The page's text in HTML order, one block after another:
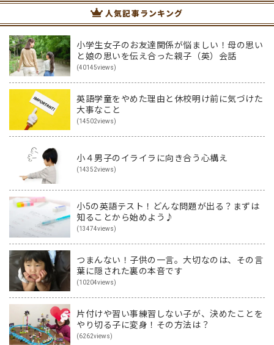
人気記事ランキング
小学生女子のお友達関係が悩ましい！母の思い
と娘の思いを伝え合った親子（英）会話
(40145views)
英語学童をやめた理由と休校明け前に気づけた
大事なこと
(14502views)
小４男子のイライラに向き合う心構え
(14352views)
小5の英語テスト！どんな問題が出る？まずは
知ることから始めよう♪
(13474views)
つまんない！子供の一言。大切なのは、その言
葉に隠された裏の本音です
(10204views)
片付けや習い事練習しない子が、決めたことを
やり切る子に変身！その方法は？
(6262views)